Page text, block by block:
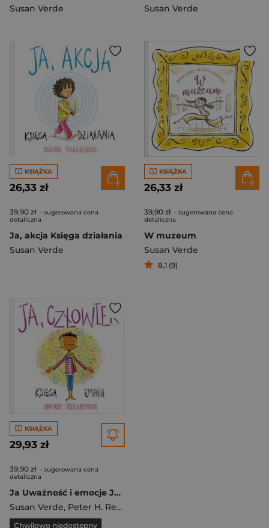
Susan Verde
Susan Verde
KSIĄŻKA
26,33 zł
39,90 zł - sugerowana cena
detaliczna
Ja, akcja Księga działania
Susan Verde
KSIĄŻKA
26,33 zł
39,90 zł - sugerowana cena
detaliczna
W muzeum
Susan Verde
8,1 (9)
KSIĄŻKA
29,93 zł
39,90 zł - sugerowana cena
detaliczna
Ja Uważność i emocje Ja, człowiek Księga empatii
Susan Verde, Peter H. Reynolds
Chwilowo niedostępny